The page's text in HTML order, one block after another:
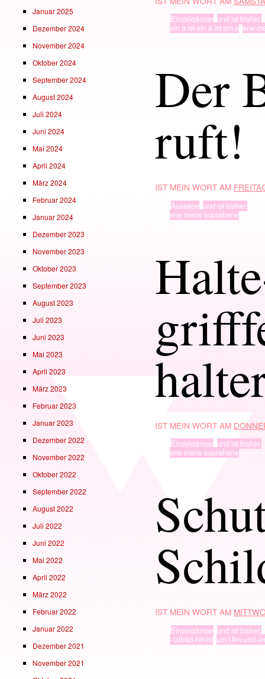
Einzelgänger, und ist bisher.
ein a ist ein a ist ein a, ene
Der
ruft!
IST MEIN WORT AM
Aussage und ist bisher.
ene mene suprahene
IST MEIN WORT AM
Einzelgänger, und ist bisher.
ene mene suprahene
IST MEIN WORT AM
Einzelgänger, und ist bisher.
i tzibitzi hihihi, um Ulm und
Januar 2025
Dezember 2024
November 2024
Oktober 2024
September 2024
August 2024
Juli 2024
Juni 2024
Mai 2024
April 2024
März 2024
Februar 2024
Januar 2024
Dezember 2023
November 2023
Oktober 2023
September 2023
August 2023
Juli 2023
Juni 2023
Mai 2023
April 2023
März 2023
Februar 2023
Januar 2023
Dezember 2022
November 2022
Oktober 2022
September 2022
August 2022
Juli 2022
Juni 2022
Mai 2022
April 2022
März 2022
Februar 2022
Januar 2022
Dezember 2021
November 2021